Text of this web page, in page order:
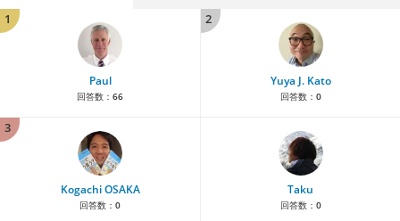
1
Paul
回答数： 66
2
Yuya J. Kato
回答数： 0
3
Kogachi OSAKA
回答数： 0
Taku
回答数： 0